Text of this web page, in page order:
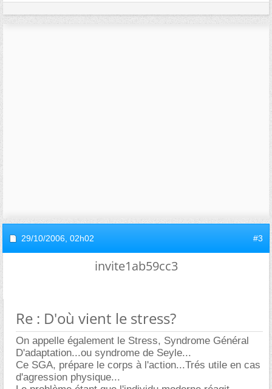
29/10/2006, 02h02 #3
invite1ab59cc3
Re : D'où vient le stress?
On appelle également le Stress, Syndrome Général
D'adaptation...ou syndrome de Seyle...
Ce SGA, prépare le corps à l'action...Trés utile en cas
d'agression physique...